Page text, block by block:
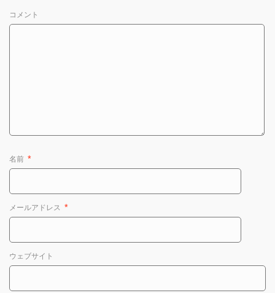
コメント
名前 *
メールアドレス *
ウェブサイト